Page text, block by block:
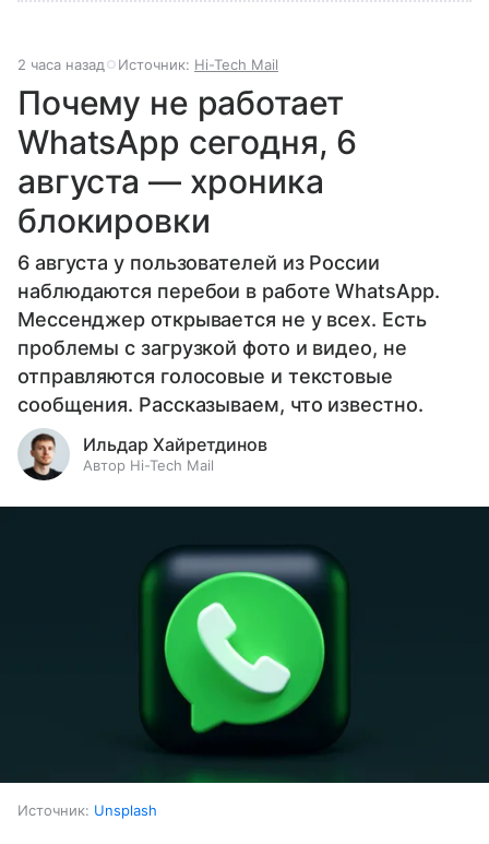
2 часа назад Источник: Hi-Tech Mail
Почему не работает
WhatsApp сегодня, 6
августа — хроника
блокировки
6 августа у пользователей из России
наблюдаются перебои в работе WhatsApp.
Мессенджер открывается не у всех. Есть
проблемы с загрузкой фото и видео, не
отправляются голосовые и текстовые
сообщения. Рассказываем, что известно.
Ильдар Хайретдинов
Автор Hi-Tech Mail
Источник: Unsplash